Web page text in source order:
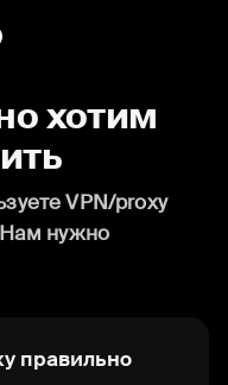
хотим
VPN/proxy
Нам нужно
правильно